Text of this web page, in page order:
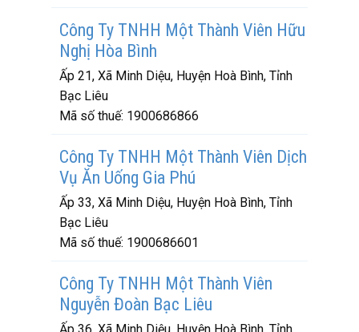
Công Ty TNHH Một Thành Viên Hữu
Nghị Hòa Bình
Ấp 21, Xã Minh Diệu, Huyện Hoà Bình, Tỉnh
Bạc Liêu
Mã số thuế: 1900686866
Công Ty TNHH Một Thành Viên Dịch
Vụ Ăn Uống Gia Phú
Ấp 33, Xã Minh Diệu, Huyện Hoà Bình, Tỉnh
Bạc Liêu
Mã số thuế: 1900686601
Công Ty TNHH Một Thành Viên
Nguyễn Đoàn Bạc Liêu